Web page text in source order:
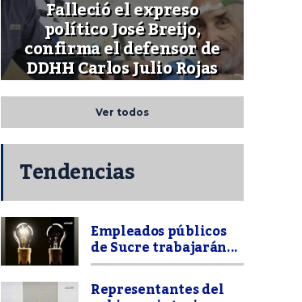
Falleció el expreso
político José Breijo,
confirma el defensor de
DDHH Carlos Julio Rojas
Ver todos
Tendencias
Empleados públicos
de Sucre trabajarán...
Representantes del